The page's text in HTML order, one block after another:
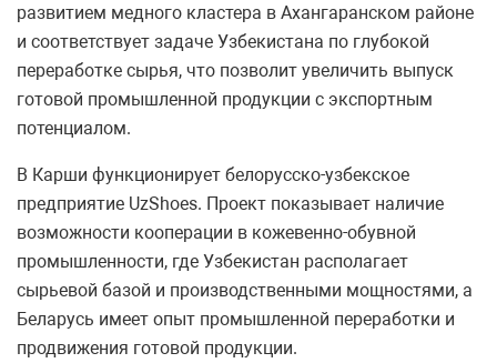
развитием медного кластера в Ахангаранском районе
и соответствует задаче Узбекистана по глубокой
переработке сырья, что позволит увеличить выпуск
готовой промышленной продукции с экспортным
потенциалом.
В Карши функционирует белорусско-узбекское
предприятие UzShoes. Проект показывает наличие
возможности кооперации в кожевенно-обувной
промышленности, где Узбекистан располагает
сырьевой базой и производственными мощностями, а
Беларусь имеет опыт промышленной переработки и
продвижения готовой продукции.